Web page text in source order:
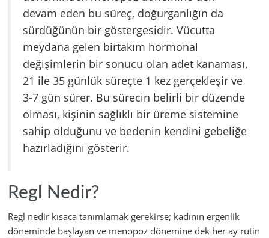
devam eden bu süreç, doğurganlığın da
sürdüğünün bir göstergesidir. Vücutta
meydana gelen birtakım hormonal
değişimlerin bir sonucu olan adet kanaması,
21 ile 35 günlük süreçte 1 kez gerçekleşir ve
3-7 gün sürer. Bu sürecin belirli bir düzende
olması, kişinin sağlıklı bir üreme sistemine
sahip olduğunu ve bedenin kendini gebeliğe
hazırladığını gösterir.
Regl Nedir?
Regl nedir kısaca tanımlamak gerekirse; kadının ergenlik
döneminde başlayan ve menopoz dönemine dek her ay rutin